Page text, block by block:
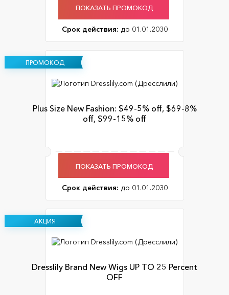
ПОКАЗАТЬ ПРОМОКОД
Срок действия: до 01.01.2030
ПРОМОКОД
Plus Size New Fashion: $49-5% off, $69-8%
off, $99-15% off
ПОКАЗАТЬ ПРОМОКОД
Срок действия: до 01.01.2030
АКЦИЯ
Dresslily Brand New Wigs UP TO 25 Percent
OFF